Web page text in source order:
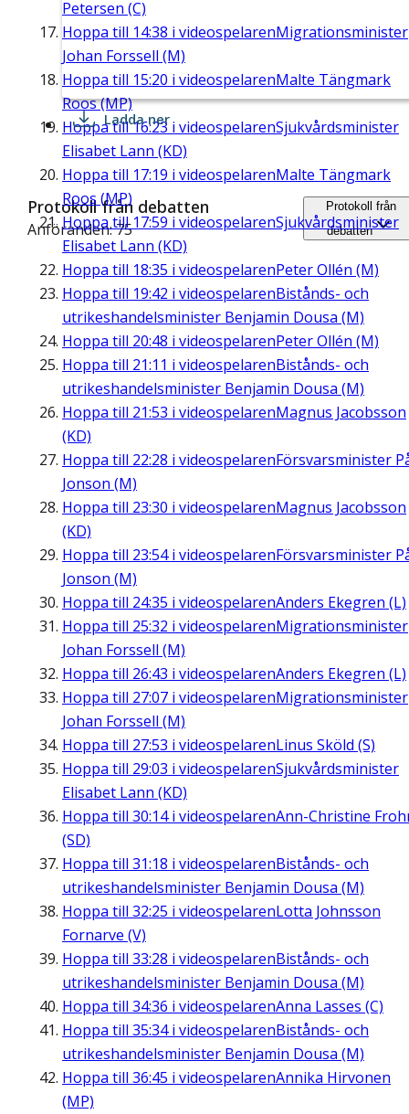
Petersen (C)
Hoppa till 14:38 i videospelarenMigrationsminister
Johan Forssell (M)
Hoppa till 15:20 i videospelarenMalte Tängmark
Roos (MP)
Hoppa till16:23 i videospelarenSjukvårdsminister
Elisabet Lann (KD)
Hoppa till 17:19 i videospelarenMalte Tängmark
Roos (MP)
Hoppa till17:59 i videospelarenSjukvårdsminister
Elisabet Lann (KD)
Hoppa till 18:35 i videospelarenPeter Ollén (M)
Hoppa till 19:42 i videospelarenBistånds- och
utrikeshandelsminister Benjamin Dousa (M)
Hoppa till 20:48 i videospelarenPeter Ollén (M)
Hoppa till 21:11 i videospelarenBistånds- och
utrikeshandelsminister Benjamin Dousa (M)
Hoppa till 21:53 i videospelarenMagnus Jacobsson
(KD)
Hoppa till 22:28 i videospelarenFörsvarsminister
Jonson (M)
Hoppa till 23:30 i videospelarenMagnus Jacobsson
(KD)
Hoppa till 23:54i videospelarenFörsvarsminister
Jonson (M)
Hoppa till 24:35 i videospelarenAnders Ekegren (L)
Hoppa till 25:32 i videospelarenMigrationsminister
Johan Forssell (M)
Hoppa till 26:43 i videospelarenAnders Ekegren (L)
Hoppa till 27:07 i videospelarenMigrationsminister
Johan Forssell (M)
Hoppa till 27:53 i videospelarenLinus Sköld (S)
Hoppa till 29:03 i videospelarenSjukvårdsminister
Elisabet Lann (KD)
Hoppa till 30:14i videospelarenAnn-Christine
(SD)
Hoppa till 31:18 i videospelarenBistånds- och
utrikeshandelsminister Benjamin Dousa (M)
Hoppa till 32:25 i videospelarenLotta Johnsson
Fornarve (V)
Hoppa till 33:28 i videospelarenBistånds- och
utrikeshandelsminister Benjamin Dousa (M)
Hoppa till 34:36 i videospelarenAnna Lasses (C)
Hoppa till 35:34i videospelarenBistånds- och
utrikeshandelsminister Benjamin Dousa (M)
Hoppa till 36:45 i videospelarenAnnika Hirvonen
(MP)
Ladda ner
Protokoll från debatten
Anföranden: 75
Protokoll från
debatten